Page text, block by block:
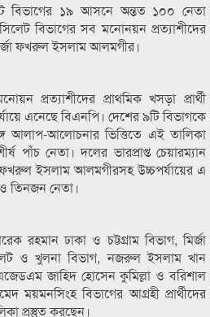
বিভাগের ১৯ আসনে অন্তত ১০০ নেতা
বিভাগের সব মনোনয়ন প্রত্যাশীদের
ফখরুল ইসলাম আলমগীর।
প্রত্যাশীদের প্রাথমিক খসড়া প্রার্থী
এনেছে বিএনপি। দেশের ৯টি বিভাগকে
আলাপ-আলোচনার ভিত্তিতে এই তালিকা
পাঁচ নেতা। দলের ভারপ্রাপ্ত চেয়ারম্যান
ফখরুল ইসলাম আলমগীরসহ উচ্চপর্যায়ের এ
তিনজন নেতা।
রহমান ঢাকা ও চট্টগ্রাম বিভাগ, মির্জা
ও খুলনা বিভাগ, নজরুল ইসলাম খান
জাহিদ হোসেন কুমিল্লা ও বরিশাল
ময়মনসিংহ বিভাগের আগ্রহী প্রার্থীদের
প্রস্তুত করছেন।